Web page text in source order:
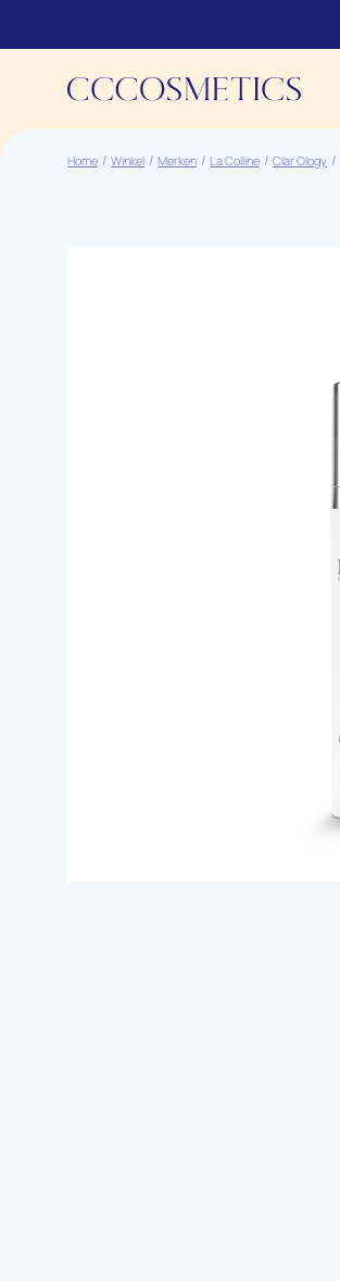
Home Winkel Merken La Colline Clar Ology